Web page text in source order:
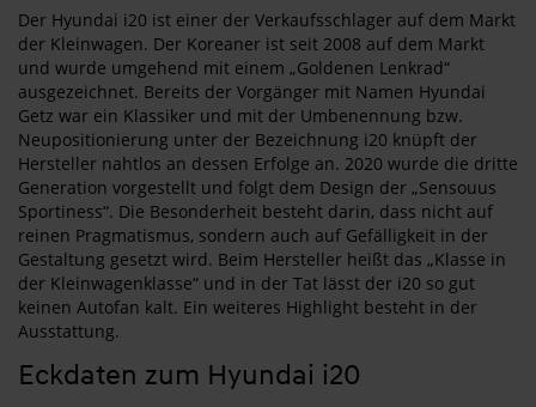
Der Hyundai i20 ist einer der Verkaufsschlager auf dem Markt
der Kleinwagen. Der Koreaner ist seit 2008 auf dem Markt
und wurde umgehend mit einem „Goldenen Lenkrad“
ausgezeichnet. Bereits der Vorgänger mit Namen Hyundai
Getz war ein Klassiker und mit der Umbenennung bzw.
Neupositionierung unter der Bezeichnung i20 knüpft der
Hersteller nahtlos an dessen Erfolge an. 2020 wurde die dritte
Generation vorgestellt und folgt dem Design der „Sensouus
Sportiness“. Die Besonderheit besteht darin, dass nicht auf
reinen Pragmatismus, sondern auch auf Gefälligkeit in der
Gestaltung gesetzt wird. Beim Hersteller heißt das „Klasse in
der Kleinwagenklasse“ und in der Tat lässt der i20 so gut
keinen Autofan kalt. Ein weiteres Highlight besteht in der
Ausstattung.
Eckdaten zum Hyundai i20